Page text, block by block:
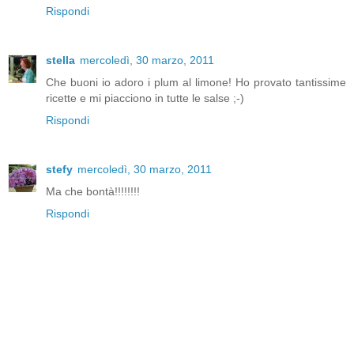
Rispondi
stella mercoledì, 30 marzo, 2011
Che buoni io adoro i plum al limone! Ho provato tantissime
ricette e mi piacciono in tutte le salse ;-)
Rispondi
stefy mercoledì, 30 marzo, 2011
Ma che bontà!!!!!!!!
Rispondi